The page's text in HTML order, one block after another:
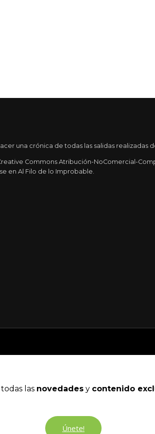
una crónica de todas las salidas realizadas
Commons Atribución-NoComercial-
en Al Filo de lo Improbable.
las novedades y contenido
Únete!